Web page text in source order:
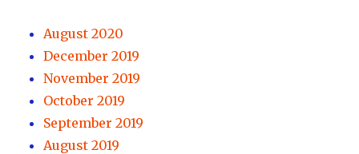
August 2020
December 2019
November 2019
October 2019
September 2019
August 2019